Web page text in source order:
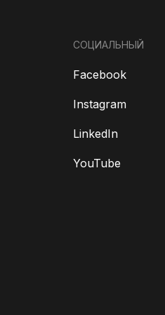
СОЦИАЛЬНЫЙ
Facebook
Instagram
LinkedIn
YouTube